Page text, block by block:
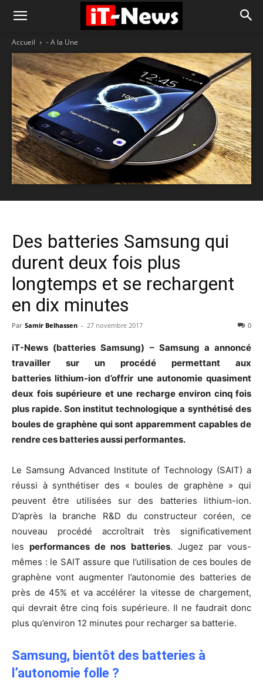
Accueil - A la Une
Des batteries Samsung qui
durent deux fois plus
longtemps et se rechargent
en dix minutes
Par Samir Belhassen - 27 novembre 2017 0
iT-News (batteries Samsung) – Samsung a annoncé
travailler sur un procédé permettant aux
batteries lithium-ion d’offrir une autonomie quasiment
deux fois supérieure et une recharge environ cinq fois
plus rapide. Son institut technologique a synthétisé des
boules de graphène qui sont apparemment capables de
rendre ces batteries aussi performantes.
Le Samsung Advanced Institute of Technology (SAIT) a
réussi à synthétiser des « boules de graphène » qui
peuvent être utilisées sur des batteries lithium-ion.
D’après la branche R&D du constructeur coréen, ce
nouveau procédé accroîtrait très significativement
lesperformances de nos batteries. Jugez par vous-
mêmes : le SAIT assure que l’utilisation de ces boules de
graphène vont augmenter l’autonomie des batteries de
près de 45% et va accélérer la vitesse de chargement,
qui devrait être cinq fois supérieure. Il ne faudrait donc
plus qu’environ 12 minutes pour recharger sa batterie.
Samsung, bientôt des batteries à
l’autonomie folle ?